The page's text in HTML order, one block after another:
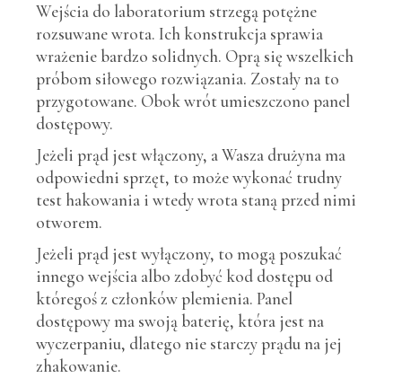
Wejścia do laboratorium strzegą potężne
rozsuwane wrota. Ich konstrukcja sprawia
wrażenie bardzo solidnych. Oprą się wszelkich
próbom siłowego rozwiązania. Zostały na to
przygotowane. Obok wrót umieszczono panel
dostępowy.
Jeżeli prąd jest włączony, a Wasza drużyna ma
odpowiedni sprzęt, to może wykonać trudny
test hakowania i wtedy wrota staną przed nimi
otworem.
Jeżeli prąd jest wyłączony, to mogą poszukać
innego wejścia albo zdobyć kod dostępu od
któregoś z członków plemienia. Panel
dostępowy ma swoją baterię, która jest na
wyczerpaniu, dlatego nie starczy prądu na jej
zhakowanie.